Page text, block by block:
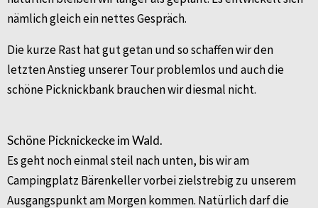
nämlich gleich ein nettes Gespräch.
Die kurze Rast hat gut getan und so schaffen wir den
letzten Anstieg unserer Tour problemlos und auch die
schöne Picknickbank brauchen wir diesmal nicht.
Schöne Picknickecke im Wald.
Es geht noch einmal steil nach unten, bis wir am
Campingplatz Bärenkeller vorbei zielstrebig zu unserem
Ausgangspunkt am Morgen kommen. Natürlich darf die